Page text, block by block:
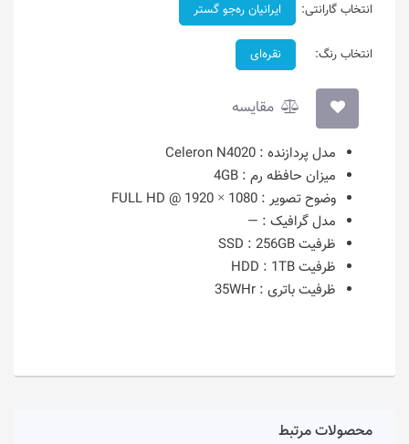
انتخاب گارانتی: ایرانیان ره‌جو گستر
انتخاب رنگ: نقره‌ای
مقایسه
مدل پردازنده : Celeron N4020
میزان حافظه رم : 4GB
وضوح تصویر : 1080 × 1920 @ FULL HD
مدل گرافیک : —
ظرفیت SSD :256GB
ظرفیت HDD :1TB
ظرفیت باتری : 35WHr
محصولات مرتبط